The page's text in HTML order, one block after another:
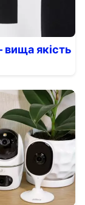
вища якість